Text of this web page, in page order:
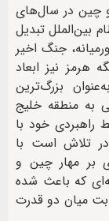
چین در سال‌های
بین‌الملل تبدیل
جنگ اخیر
هرمز نیز ابعاد
بزرگ‌ترین
به منطقه خلیج
راهبردی خود با
در تلاش است با
بر مهار چین و
که باعث شده
میان دو قدرت